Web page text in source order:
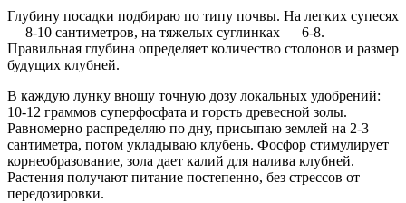
Глубину посадки подбираю по типу почвы. На легких супесях
— 8-10 сантиметров, на тяжелых суглинках — 6-8.
Правильная глубина определяет количество столонов и размер
будущих клубней.
В каждую лунку вношу точную дозу локальных удобрений:
10-12 граммов суперфосфата и горсть древесной золы.
Равномерно распределяю по дну, присыпаю землей на 2-3
сантиметра, потом укладываю клубень. Фосфор стимулирует
корнеобразование, зола дает калий для налива клубней.
Растения получают питание постепенно, без стрессов от
передозировки.